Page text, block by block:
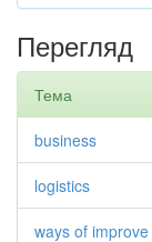
Перегляд
Тема
business
logistics
ways of improve